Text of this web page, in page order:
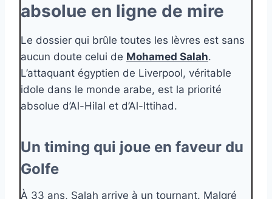
absolue en ligne de mire
Le dossier qui brûle toutes les lèvres est sans
aucun doute celui de Mohamed Salah.
L’attaquant égyptien de Liverpool, véritable
idole dans le monde arabe, est la priorité
absolue d’Al-Hilal et d’Al-Ittihad.
Un timing qui joue en faveur du
Golfe
À 33 ans, Salah arrive à un tournant. Malgré